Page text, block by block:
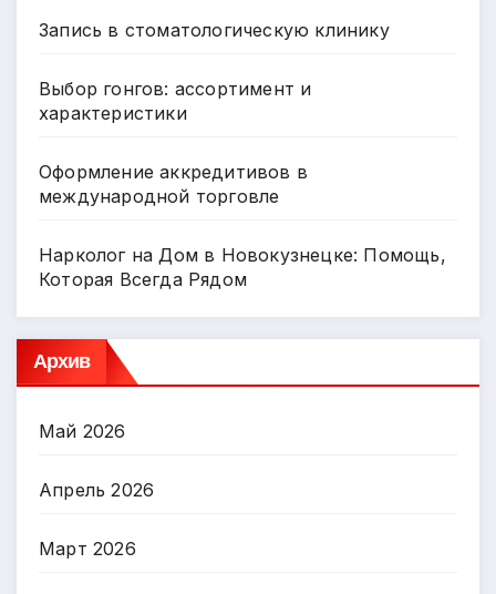
Запись в стоматологическую клинику
Выбор гонгов: ассортимент и
характеристики
Оформление аккредитивов в
международной торговле
Нарколог на Дом в Новокузнецке: Помощь,
Которая Всегда Рядом
Архив
Май 2026
Апрель 2026
Март 2026